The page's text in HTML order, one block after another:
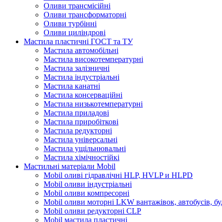
Оливи трансмісійні
Оливи трансформаторні
Оливи турбінні
Оливи циліндрові
Мастила пластичні ГОСТ та ТУ
Мастила автомобільні
Мастила високотемпературні
Мастила залізничні
Мастила індустріальні
Мастила канатні
Мастила консерваційні
Мастила низькотемпературні
Мастила приладові
Мастила приробіткові
Мастила редукторні
Мастила універсальні
Мастила ущільнювальні
Мастила хімічностійкі
Мастильні матеріали Mobil
Mobil оливі гідравлічні HLP, HVLP и HLPD
Mobil оливи індустріальні
Mobil оливи компресорні
Mobil оливи моторні LKW вантажівок, автобусів,
Mobil оливи редукторні CLP
Mobil мастила пластичні